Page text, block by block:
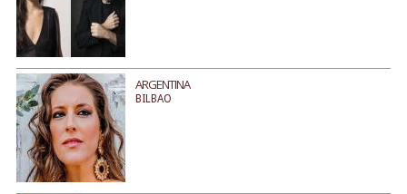
ARGENTINA
BILBAO